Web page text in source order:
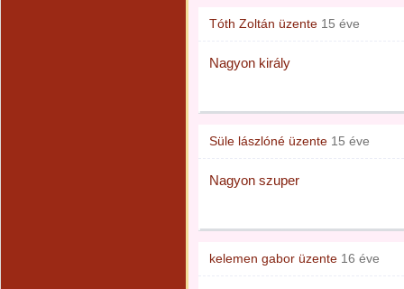
Tóth Zoltán üzente 15 éve
Nagyon király
Süle lászlóné üzente 15 éve
Nagyon szuper
kelemen gabor üzente 16 éve